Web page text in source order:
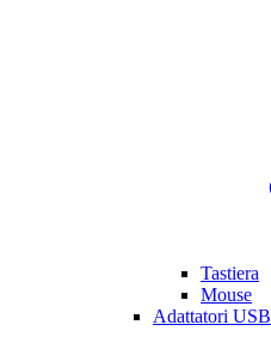
Tastiera
Mouse
Adattatori USB